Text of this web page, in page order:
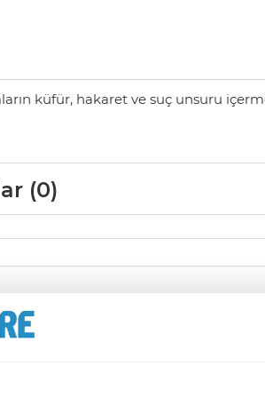
küfür, hakaret ve suç unsuru
(0)